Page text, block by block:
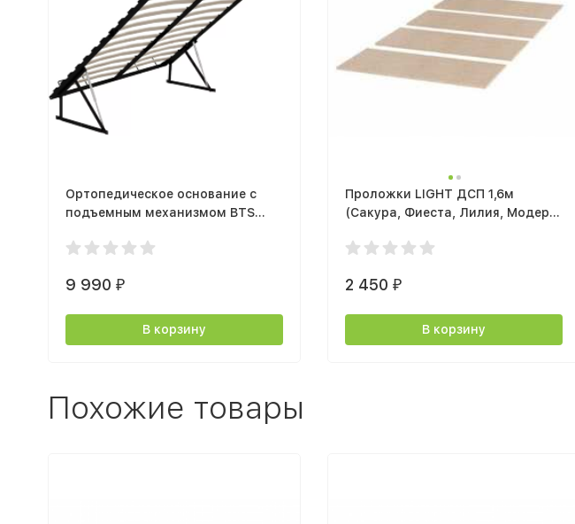
Ортопедическое основание с
подъемным механизмом BTS
9 990 ₽
В корзину
Проложки LIGHT ДСП 1,6м
(Сакура, Фиеста, Лилия, Модерн,
2 450₽
В корзину
Похожие товары